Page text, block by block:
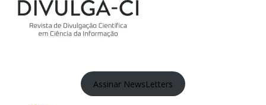
Assinar NewsLetters